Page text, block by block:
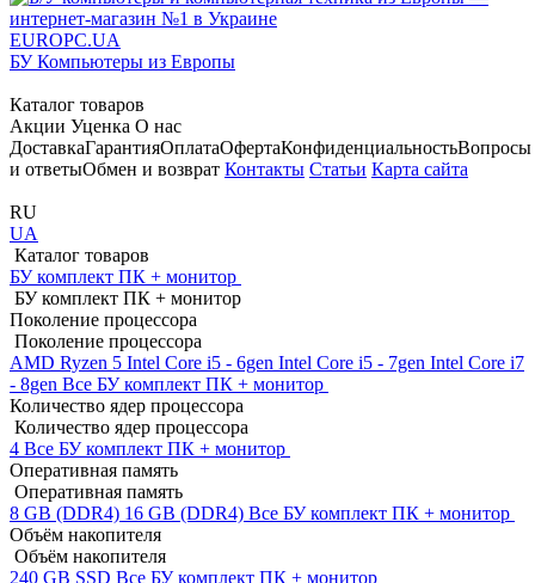
EUROPC.UA
БУ Компьютеры из Европы
Каталог товаров
Акции Уценка О нас
ДоставкаГарантияОплатаОфертаКонфиденциальностьВопросы
и ответыОбмен и возврат Контакты Статьи Карта сайта
RU
UA
Каталог товаров
БУ комплект ПК + монитор
БУ комплект ПК + монитор
Поколение процессора
Поколение процессора
AMD Ryzen 5 Intel Core i5 - 6gen Intel Core i5 - 7gen Intel Core i7
- 8gen Все БУ комплект ПК + монитор
Количество ядер процессора
Количество ядер процессора
4 Все БУ комплект ПК + монитор
Оперативная память
Оперативная память
8 GB (DDR4) 16 GB (DDR4) Все БУ комплект ПК + монитор
Объём накопителя
Объём накопителя
240 GB SSD Все БУ комплект ПК + монитор